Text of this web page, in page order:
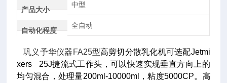
产品大小
中型
自动化程度
全自动
巩义予华仪器FA25型高剪切分散乳化机可选配Jetmi
xers 25J捷流式工作头，可以快速实现垂直方向上的
均匀混合，处理量200ml-10000ml，粘度5000CP。 高